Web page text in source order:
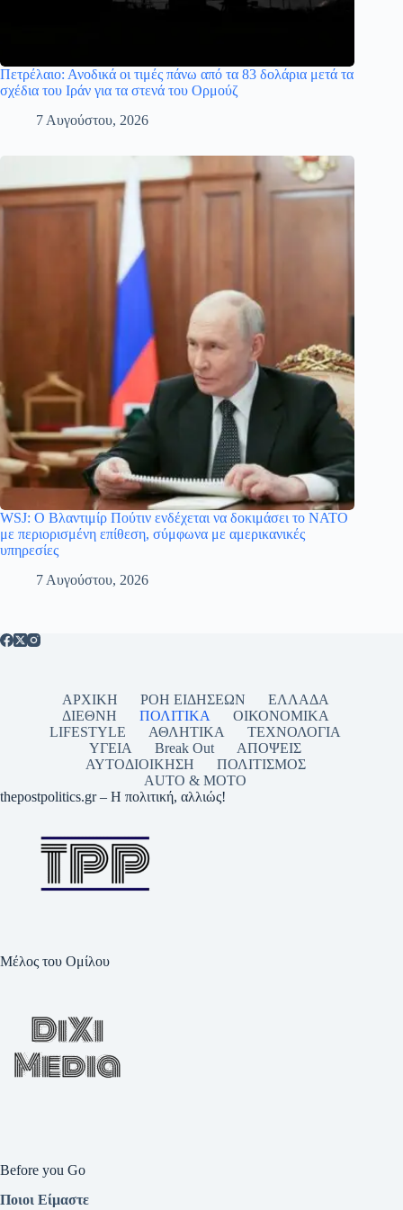
Πετρέλαιο: Ανοδικά οι τιμές πάνω από τα 83 δολάρια μετά τα
σχέδια του Ιράν για τα στενά του Ορμούζ
7 Αυγούστου, 2026
WSJ: Ο Βλαντιμίρ Πούτιν ενδέχεται να δοκιμάσει το ΝΑΤΟ
με περιορισμένη επίθεση, σύμφωνα με αμερικανικές
υπηρεσίες
7 Αυγούστου, 2026
ΑΡΧΙΚΗ ΡΟΗ ΕΙΔΗΣΕΩΝ
ΕΛΛΑΔΑ
ΔΙΕΘΝΗ
ΠΟΛΙΤΙΚΑ
ΟΙΚΟΝΟΜΙΚΑ
LIFESTYLE
ΑΘΛΗΤΙΚΑ
ΤΕΧΝΟΛΟΓΙΑ
ΥΓΕΙΑ
Break Out
ΑΠΟΨΕΙΣ
ΑΥΤΟΔΙΟΙΚΗΣΗ
ΠΟΛΙΤΙΣΜΟΣ
AUTO & MOTO
thepostpolitics.gr – Η πολιτική, αλλιώς!
Μέλος του Ομίλου
Before you Go
Ποιοι Είμαστε